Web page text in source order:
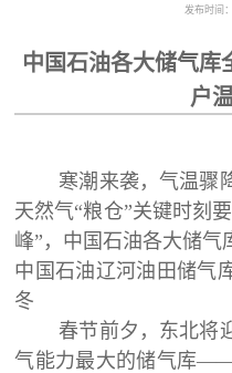
发布时间
中国石油各大储气库
户
寒潮来袭，气温骤
天然气“粮仓”关键时刻
峰”，中国石油各大储气
中国石油辽河油田储气
冬
春节前夕，东北将
气能力最大的储气库